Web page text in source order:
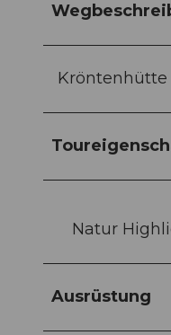
Kröntenhütte
Natur
Ausrüstung